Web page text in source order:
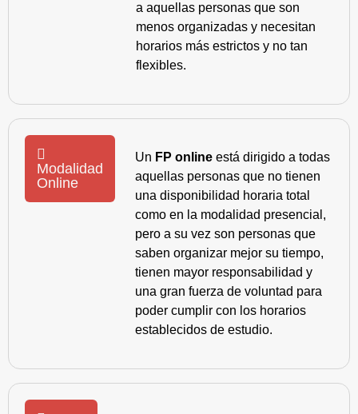
a aquellas personas que son
menos organizadas y necesitan
horarios más estrictos y no tan
flexibles.
Modalidad
Online
Un FP online está dirigido a todas
aquellas personas que no tienen
una disponibilidad horaria total
como en la modalidad presencial,
pero a su vez son personas que
saben organizar mejor su tiempo,
tienen mayor responsabilidad y
una gran fuerza de voluntad para
poder cumplir con los horarios
establecidos de estudio.